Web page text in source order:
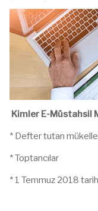
Kimler E-Müstahsil
* Defter tutan
* Toptancılar
* 1 Temmuz 2018